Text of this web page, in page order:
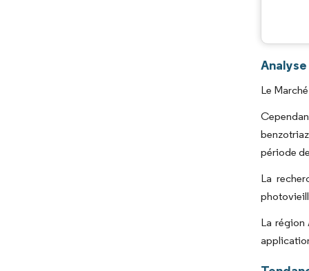
Le
période
La
La région